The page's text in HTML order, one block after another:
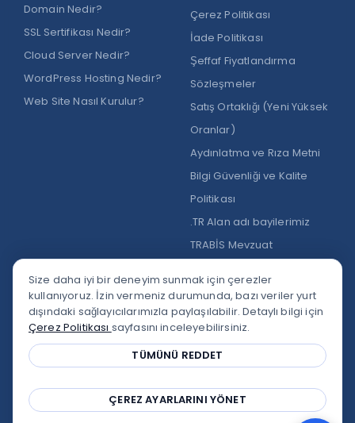
Domain Nedir?
SSL Sertifikası Nedir?
Cloud Server Nedir?
WordPress Hosting Nedir?
Web Site Nasıl Kurulur?
Çerez Politikası
İade Politikası
Şeffaf Fiyatlandırma
Sözleşmeler
Satış Ortaklığı (Yeni Yüksek
Oranlar)
Aydınlatma ve Rıza Metni
Bilgi Güvenliği ve Kalite
Politikası
.TR Alan adı bayilerimiz
TRABİS Mevzuat
Google Yorumları
★★★★★4,9/5
Size daha iyi bir deneyim sunmak için çerezler
kullanıyoruz. İzin vermeniz durumunda, bazı veriler yurt
dışındaki sağlayıcılarımızla paylaşılabilir. Detaylı bilgi için
Çerez Politikası sayfasını inceleyebilirsiniz.
TÜMÜNÜ REDDET
ÇEREZ AYARLARINI YÖNET